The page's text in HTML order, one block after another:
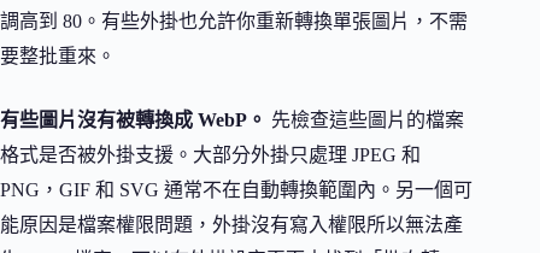
調高到 80。有些外掛也允許你重新轉換單張圖片，不需
要整批重來。
有些圖片沒有被轉換成 WebP。 先檢查這些圖片的檔案
格式是否被外掛支援。大部分外掛只處理 JPEG 和
PNG，GIF 和 SVG 通常不在自動轉換範圍內。另一個可
能原因是檔案權限問題，外掛沒有寫入權限所以無法產